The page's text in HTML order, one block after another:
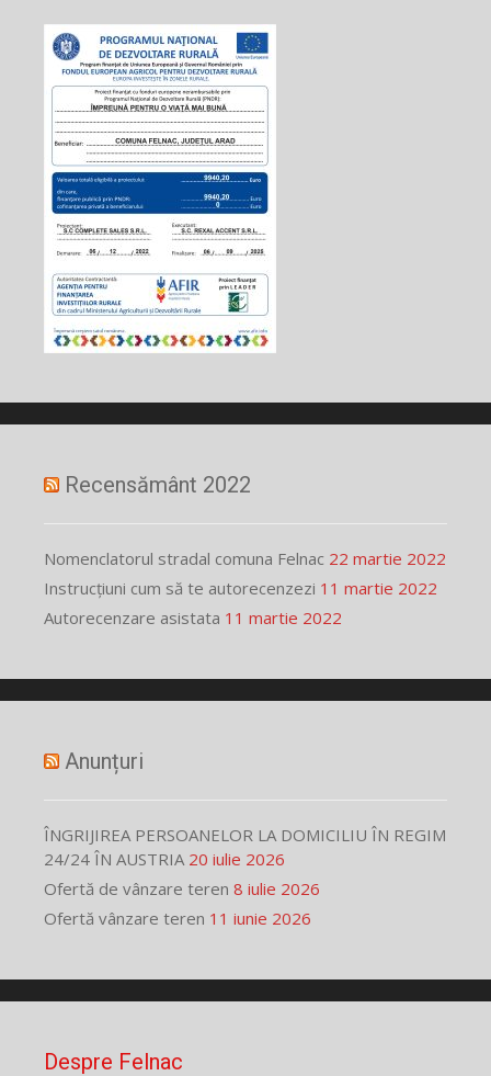
Recensământ 2022
Nomenclatorul stradal comuna Felnac 22 martie 2022
Instrucțiuni cum să te autorecenzezi 11 martie 2022
Autorecenzare asistata 11 martie 2022
Anunțuri
ÎNGRIJIREA PERSOANELOR LA DOMICILIU ÎN REGIM
24/24 ÎN AUSTRIA 20 iulie 2026
Ofertă de vânzare teren 8 iulie 2026
Ofertă vânzare teren 11 iunie 2026
Despre Felnac